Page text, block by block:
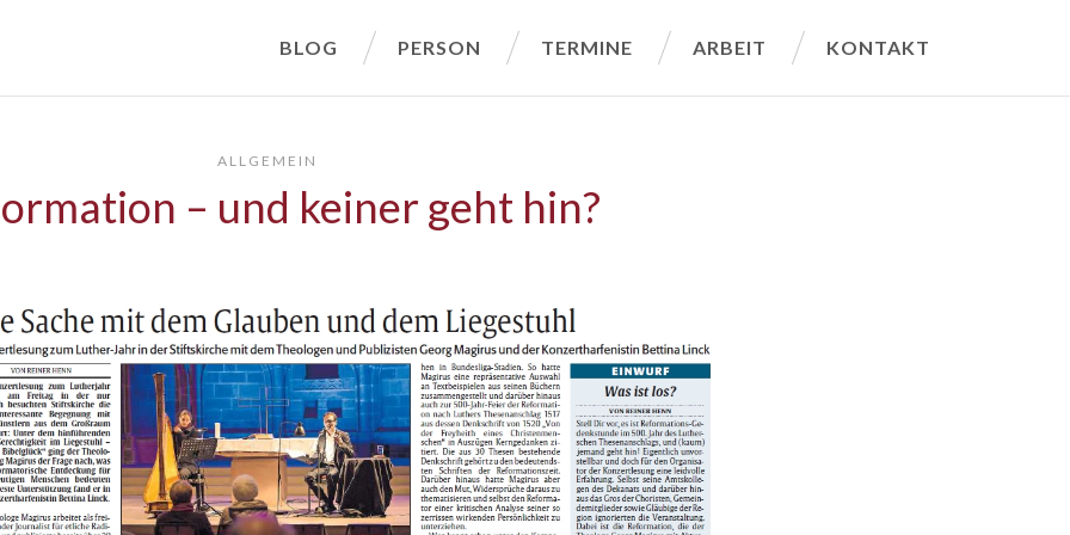
BLOG PERSON TERMINE ARBEIT KONTAKT
ALLGEMEIN
– und keiner geht hin?